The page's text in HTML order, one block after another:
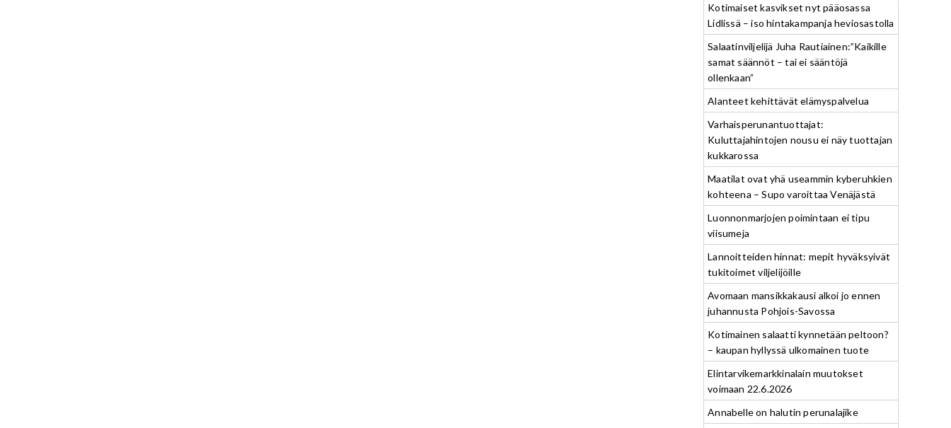
Kotimaiset kasvikset nyt pääosassa
Lidlissä – iso hintakampanja heviosastolla
Salaatinviljelijä Juha Rautiainen:”Kaikille
samat säännöt – tai ei sääntöjä
ollenkaan”
Alanteet kehittävät elämyspalvelua
Varhaisperunantuottajat:
Kuluttajahintojen nousu ei näy tuottajan
kukkarossa
Maatilat ovat yhä useammin kyberuhkien
kohteena – Supo varoittaa Venäjästä
Luonnonmarjojen poimintaan ei tipu
viisumeja
Lannoitteiden hinnat: mepit hyväksyivät
tukitoimet viljelijöille
Avomaan mansikkakausi alkoi jo ennen
juhannusta Pohjois-Savossa
Kotimainen salaatti kynnetään peltoon?
– kaupan hyllyssä ulkomainen tuote
Elintarvikemarkkinalain muutokset
voimaan 22.6.2026
Annabelle on halutin perunalajike